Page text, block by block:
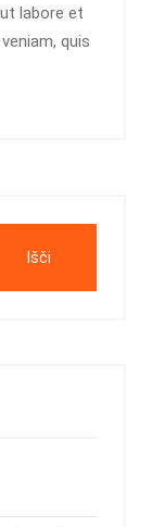
labore et
quis
Išči